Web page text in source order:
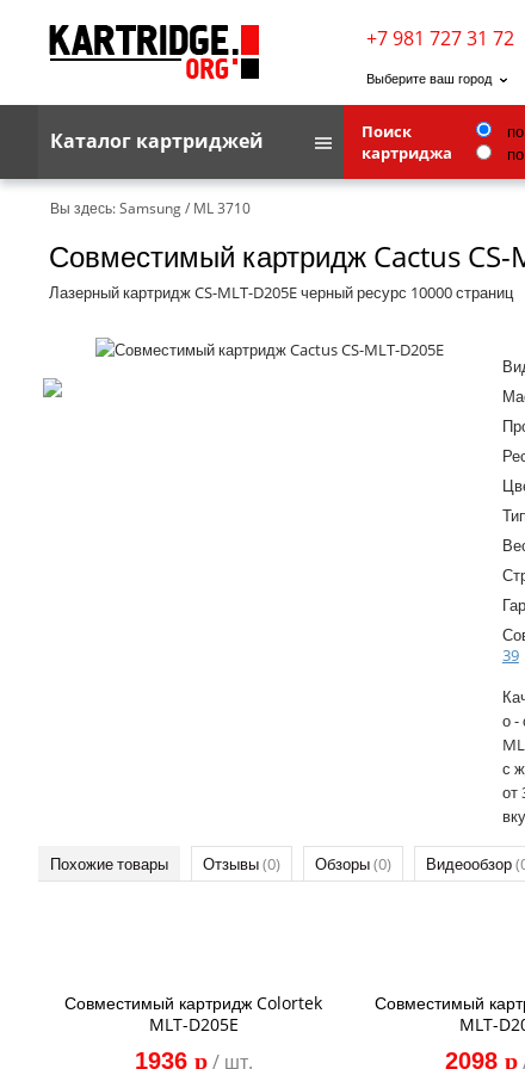
+7 981 727 31 72
Выберите ваш город
Каталог картриджей
Brother
G&G
Kodak
Lexmark
Поиск
картриджа
Вы здесь:Samsung/ ML 3710
Совместимый картридж Cactus CS-
Лазерный картридж CS-MLT-D205E черный ресурс 10000 страниц
39
о -
с
от
Похожие товары Отзывы(0) Обзоры(0) Видеообзор
Совместимый картридж Colortek
MLT-D205E
1936 p/ шт.
Совместимый
MLT-
2098 p